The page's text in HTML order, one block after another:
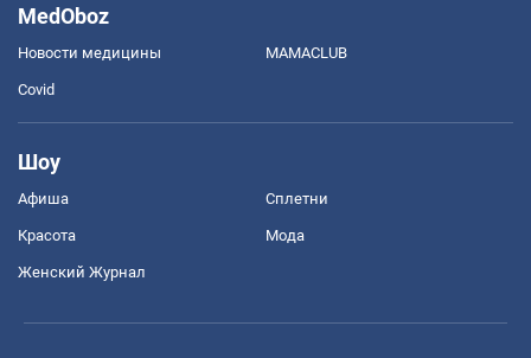
MedOboz
Новости медицины MAMACLUB
Covid
Шоу
Афиша Сплетни
Красота Мода
Женский Журнал